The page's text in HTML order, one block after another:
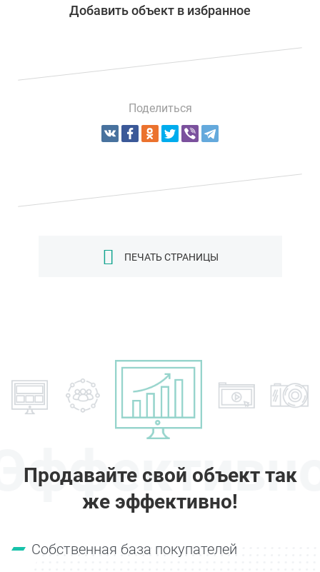
Добавить объект в избранное
Поделиться
ПЕЧАТЬ СТРАНИЦЫ
Продавайте свой объект так
же эффективно!
Собственная база покупателей